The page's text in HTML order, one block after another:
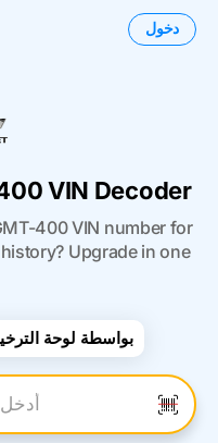
دخول
VIN Decoder
400 VIN number for
Upgrade in one
بواسطة لوحة